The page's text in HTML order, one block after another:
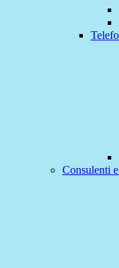
Consulenti